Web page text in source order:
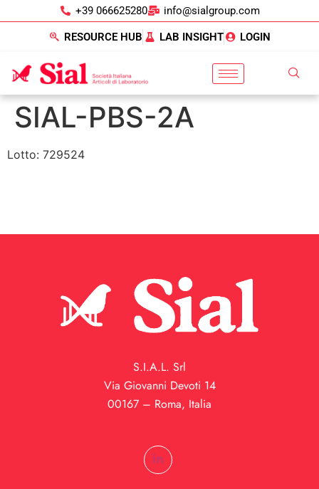
+39 066625280 info@sialgroup.com
RESOURCE HUB LAB INSIGHT LOGIN
SIAL-PBS-2A
Lotto: 729524
S.I.A.L. Srl
Via Giovanni Devoti 14
00167 – Roma, Italia